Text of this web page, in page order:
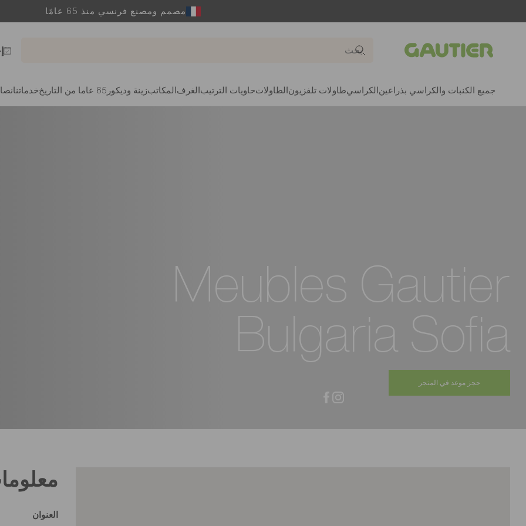
مصمم ومصنع فرنسي منذ 65 عامًا
Gautier
جميع الكنبات والكراسي بذراعين الكراسيطاولات تلفزيون الطاولاتحاويات الترتيب الغرف المكاتبزينة وديكور 65 عاما من التاريخ خدماتنا
Meubles Gautier
Bulgaria Sofia
حجز موعد في المتجر
العنوان